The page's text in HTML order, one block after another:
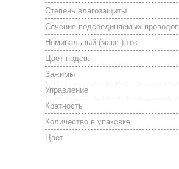
Степень влагозащиты
Сечение подсоединяемых проводов
Номинальный (макс.) ток
Цвет подсв.
Зажимы
Управление
Кратность
Количество в упаковке
Цвет